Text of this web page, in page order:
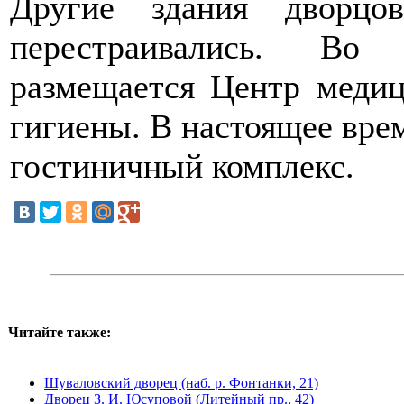
перестраивались.
размещается Центр
гигиены. В настоящее
гостиничный комплекс.
Читайте также:
Шуваловский дворец (наб. р. Фонтанки, 21)
Дворец З. И. Юсуповой (Литейный пр., 42)